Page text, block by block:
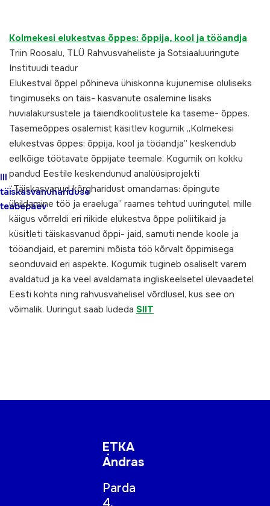
III
täiskasvanuhariduse
teabepäev
Kolmekesi elukestvas õppes: õppija, kool ja tööandja
Triin Roosalu, TLÜ Rahvusvaheliste ja Sotsiaaluuringute
Instituudi teadur
Elukestval õppel põhineva ühiskonna kujunemise oluliseks
tingimuseks on täis- kasvanute osalemine lisaks
huvialakursustele ja täiendkoolitustele ka taseme- õppes.
Tasemeõppes osalemist käsitlev kogumik „Kolmekesi
elukestvas õppes: õppija, kool ja tööandja” keskendub
eelkõige töötavate õppijate teemale. Kogumik on kokku
pandud Eestile keskendunud analüüsiprojekti
“Täiskasvanud kõrgharidust omandamas: õpingute
ühildamine töö ja eraeluga” raames tehtud uuringutel, mille
käigus võrreldi eri riikide elukestva õppe poliitikaid ja
küsitleti täiskasvanud õppi- jaid, samuti nende koole ja
tööandjaid, et paremini mõista töö kõrvalt õppimisega
seonduvaid eri aspekte. Kogumik tugineb osaliselt varem
avaldatud ja ka veel avaldamata ingliskeelsetel ülevaadetel
Eesti kohta ning rahvusvahelisel võrdlusel, kus see on
võimalik. Uuringut saab ludeda SIIT
ETKA
Andras
Parda